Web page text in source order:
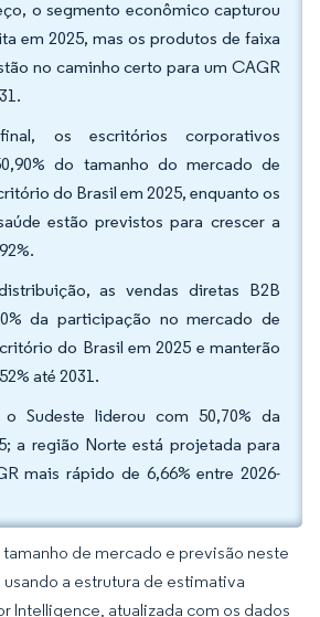
o segmento econômico capturou
em 2025, mas os produtos de faixa
no caminho certo para um CAGR
os escritórios corporativos
do tamanho do mercado de
do Brasil em 2025, enquanto os
estão previstos para crescer a
as vendas diretas B2B
da participação no mercado de
do Brasil em 2025 e manterão
até 2031.
Sudeste liderou com 50,70% da
a região Norte está projetada para
mais rápido de 6,66% entre 2026-
de mercado e previsão neste
a estrutura de estimativa
Intelligence, atualizada com os dados